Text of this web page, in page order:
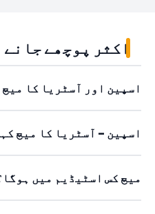
اکثر پوچھے جانے
اسپین اور آسٹریا کا
اسپین – آسٹریا کا میچ
میچ کس اسٹیڈیم میں